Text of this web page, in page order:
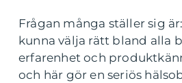
Frågan många ställer sig
kunna välja rätt bland alla
erfarenhet och
och här gör en seriös